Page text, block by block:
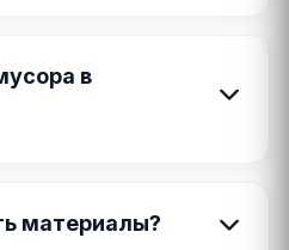
в
материалы?